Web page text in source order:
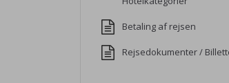
Betaling af rejsen
Rejsedokumenter /